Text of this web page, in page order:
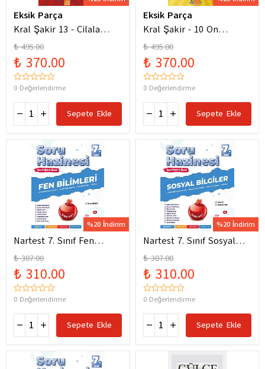
Eksik Parça
Kral Şakir 13 - Cilala
Parlat Bir Dürüm Patlat!
₺ 495.00
₺ 370.00
0 Değerlendirme
Sepete Ekle
Eksik Parça
Kral Şakir - 10 On
Numara Macera Ciltli
₺ 495.00
₺ 370.00
0 Değerlendirme
Sepete Ekle
%20 İndirim
Nartest 7. Sınıf Fen
Bilimleri Soru Hazinesi
Yeni Maarif Modele
Uygun
₺ 387.00
₺ 310.00
0 Değerlendirme
Sepete Ekle
%20 İndirim
Nartest 7. Sınıf Sosyal
Bilgiler Soru Hazinesi
Yeni Maarif Modele
Uygun
₺ 387.00
₺ 310.00
0 Değerlendirme
Sepete Ekle